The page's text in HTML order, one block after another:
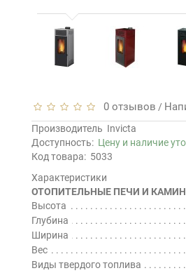
0 отзывов /
Производитель Invicta
Доступность: Цену и наличие
Код товара: 5033
Характеристики
ОТОПИТЕЛЬНЫЕ ПЕЧИ И
Высота
Глубина
Ширина
Вес
Виды твердого топлива